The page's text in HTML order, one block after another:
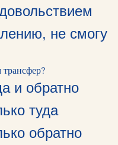
не смогу
и обратно
туда
обратно